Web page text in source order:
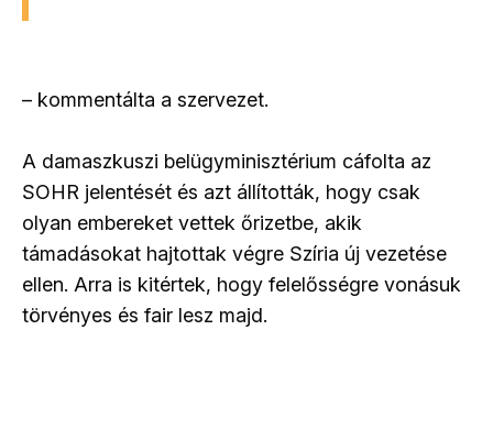
– kommentálta a szervezet.
A damaszkuszi belügyminisztérium cáfolta az
SOHR jelentését és azt állították, hogy csak
olyan embereket vettek őrizetbe, akik
támadásokat hajtottak végre Szíria új vezetése
ellen. Arra is kitértek, hogy felelősségre vonásuk
törvényes és fair lesz majd.